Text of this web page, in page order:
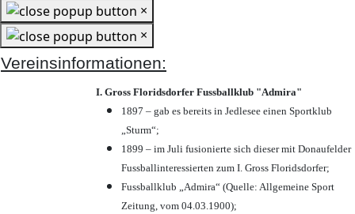
×
×
Vereinsinformationen:
I. Gross Floridsdorfer Fussballklub "Admira"
1897 – gab es bereits in Jedlesee einen Sportklub
„Sturm“;
1899 – im Juli fusionierte sich dieser mit Donaufelder
Fussballinteressierten zum I. Gross Floridsdorfer;
Fussballklub „Admira“ (Quelle: Allgemeine Sport
Zeitung, vom 04.03.1900);